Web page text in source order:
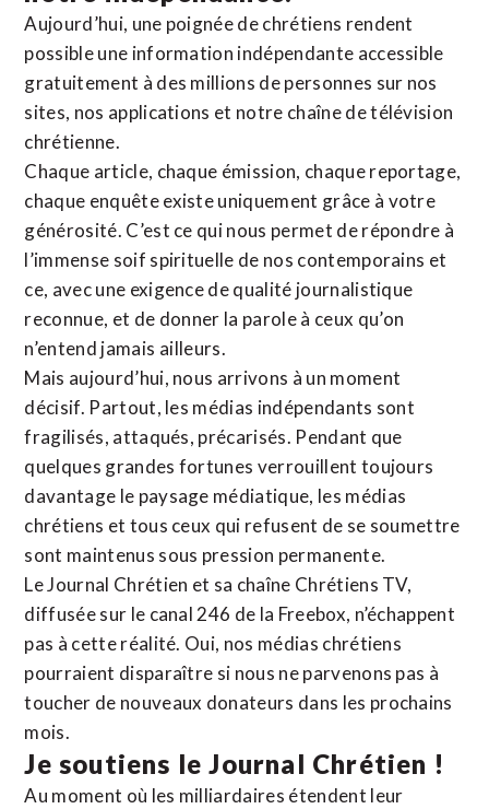
Aujourd’hui, une poignée de chrétiens rendent
possible une information indépendante accessible
gratuitement à des millions de personnes sur nos
sites, nos applications et notre chaîne de télévision
chrétienne.
Chaque article, chaque émission, chaque reportage,
chaque enquête existe uniquement grâce à votre
générosité. C’est ce qui nous permet de répondre à
l’immense soif spirituelle de nos contemporains et
ce, avec une exigence de qualité journalistique
reconnue, et de donner la parole à ceux qu’on
n’entend jamais ailleurs.
Mais aujourd’hui, nous arrivons à un moment
décisif. Partout, les médias indépendants sont
fragilisés, attaqués, précarisés. Pendant que
quelques grandes fortunes verrouillent toujours
davantage le paysage médiatique, les médias
chrétiens et tous ceux qui refusent de se soumettre
sont maintenus sous pression permanente.
Le Journal Chrétien et sa chaîne Chrétiens TV,
diffusée sur le canal 246 de la Freebox, n’échappent
pas à cette réalité. Oui, nos médias chrétiens
pourraient disparaître si nous ne parvenons pas à
toucher de nouveaux donateurs dans les prochains
mois.
Je soutiens le Journal Chrétien !
Au moment où les milliardaires étendent leur